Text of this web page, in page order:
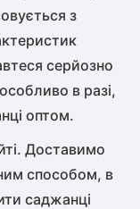
з
серйозно
в разі,
оптом.
Доставимо
способом, в
саджанці